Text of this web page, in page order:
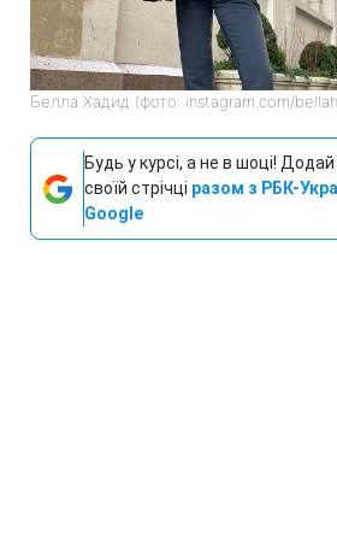
Белла Хадид (фото: instagram.com/
Будь у курсі, а не в шоці! Додай
своїй стрічці разом з РБК-
Google